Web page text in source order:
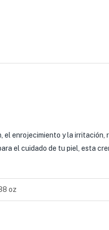
enrojecimiento y la
el cuidado de tu piel, esta
oz